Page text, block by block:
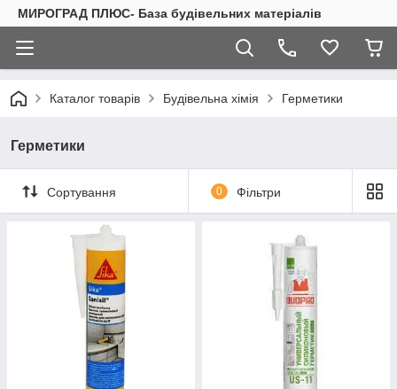
МИРОГРАД ПЛЮС- База будівельних матеріалів
Каталог товарів Будівельна хімія Герметики
Герметики
Сортування 0 Фільтри